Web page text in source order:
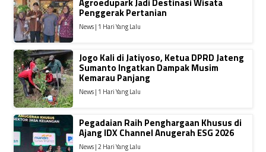
Penggerak Pertanian
News | 1 Hari Yang Lalu
Jogo Kali di Jatiyoso, Ketua DPRD Jateng
Sumanto Ingatkan Dampak Musim
Kemarau Panjang
News | 1 Hari Yang Lalu
Pegadaian Raih Penghargaan Khusus di
Ajang IDX Channel Anugerah ESG 2026
News | 2 Hari Yang Lalu